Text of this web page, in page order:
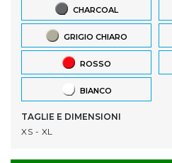
CHARCOAL
GRIGIO CHIARO
ROSSO
BIANCO
TAGLIE E DIMENSIONI
XS - XL